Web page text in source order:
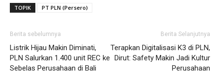
TOPIK PT PLN (Persero)
Berita sebelumnya
Listrik Hijau Makin Diminati,
PLN Salurkan 1.400 unit REC ke
Sebelas Perusahaan di Bali
Berita Selanjutnya
Terapkan Digitalisasi K3 di PLN,
Dirut: Safety Makin Jadi Kultur
Perusahaan